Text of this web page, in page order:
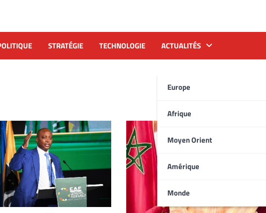
STRATÉGIE TECHNOLOGIE ACTUALITÉS
Europe
Afrique
Moyen Orient
Amérique
Monde